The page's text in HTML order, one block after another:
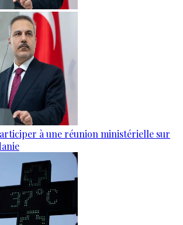
à une réunion ministérielle sur